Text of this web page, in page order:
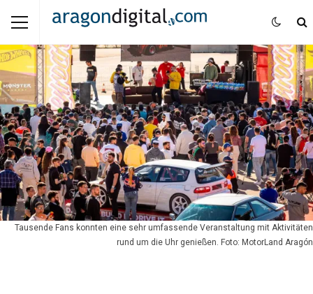
Tausende Fans konnten eine sehr umfassende Veranstaltung mit Aktivitäten
rund um die Uhr genießen. Foto: MotorLand Aragón